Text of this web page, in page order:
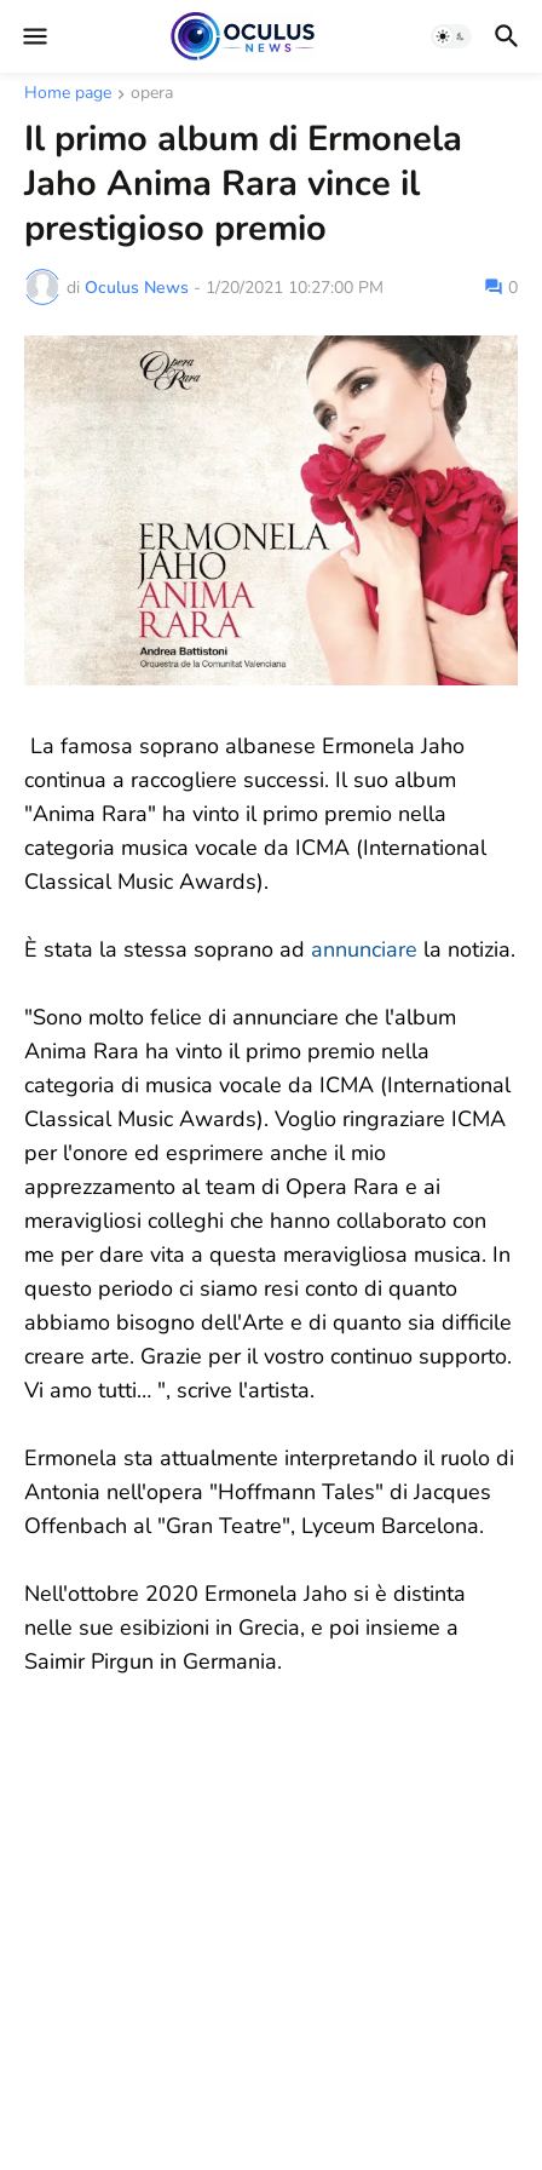
Home page opera
Il primo album di Ermonela
Jaho Anima Rara vince il
prestigioso premio
di Oculus News - 1/20/2021 10:27:00 PM 0
La famosa soprano albanese Ermonela Jaho
continua a raccogliere successi. Il suo album
"Anima Rara" ha vinto il primo premio nella
categoria musica vocale da ICMA (International
Classical Music Awards).
È stata la stessa soprano ad annunciare la notizia.
"Sono molto felice di annunciare che l'album
Anima Rara ha vinto il primo premio nella
categoria di musica vocale da ICMA (International
Classical Music Awards). Voglio ringraziare ICMA
per l'onore ed esprimere anche il mio
apprezzamento al team di Opera Rara e ai
meravigliosi colleghi che hanno collaborato con
me per dare vita a questa meravigliosa musica. In
questo periodo ci siamo resi conto di quanto
abbiamo bisogno dell'Arte e di quanto sia difficile
creare arte. Grazie per il vostro continuo supporto.
Vi amo tutti… ", scrive l'artista.
Ermonela sta attualmente interpretando il ruolo di
Antonia nell'opera "Hoffmann Tales" di Jacques
Offenbach al "Gran Teatre", Lyceum Barcelona.
Nell'ottobre 2020 Ermonela Jaho si è distinta
nelle sue esibizioni in Grecia, e poi insieme a
Saimir Pirgun in Germania.